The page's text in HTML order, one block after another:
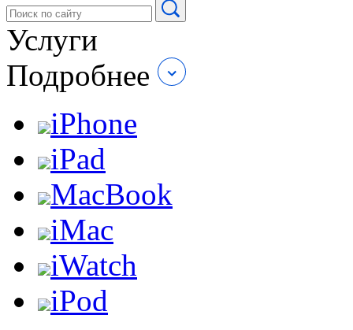
Услуги
Подробнее
iPhone
iPad
MacBook
iMac
iWatch
iPod